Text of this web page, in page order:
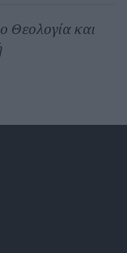
Θεολογία και